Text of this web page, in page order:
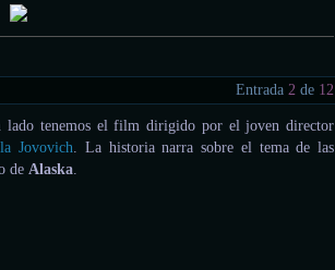
Entrada2 de 12
lado tenemos el film dirigido por el joven director
Jovovich. La historia narra sobre el tema de las
deAlaska.